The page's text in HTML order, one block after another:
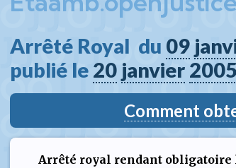
Arrêté Royal  du 09
publié le 20 janvier 2005
Comment
Arrêté royal rendant obligatoire